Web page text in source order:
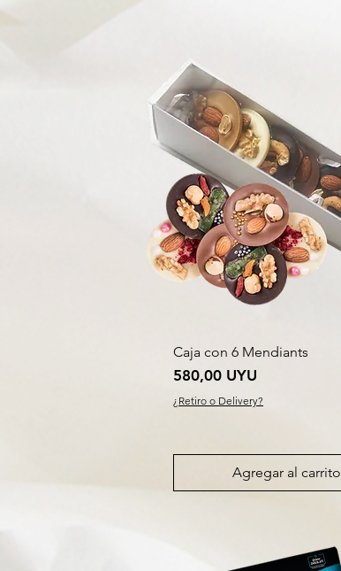
Caja con 6 Mendiants
Precio
580,00 UYU
¿Retiro o Delivery?
Agregar al carrito